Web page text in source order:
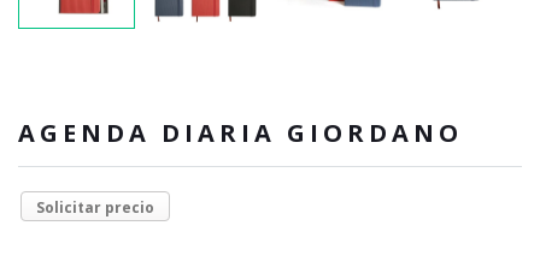
AGENDA DIARIA GIORDANO
Solicitar precio